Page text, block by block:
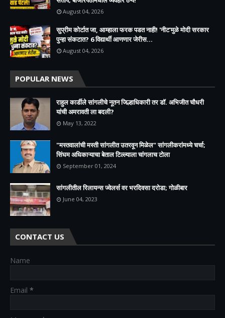
August 04, 2026
सुप्रीम कोर्टात जा, आम्हाला फरक पडत नाही! 'नीट'मुळे मोदी सरकार
पुन्हा संकटात? 6 विद्यार्थी आणणार जेरीस...
August 04, 2026
POPULAR NEWS
राहुल कार्डीले सांगलीचे नूतन जिल्हाधिकारी तर डॉ. अभिजीत चौधरी
यांची अमरावती ला बदली?
May 13, 2022
"मस्तवालांची मस्ती सांगलीत उतरवून मिळेल" सांगलीकरांमध्ये चर्चा;
सिंघम अधिकाऱ्याचा बेताल टिल्ल्याला चांगलाच टोला
September 01, 2024
सांगलीतील रिलायन्स ज्वेलर्स वर भरदिवसा दरोडा; गोळीबार
June 04, 2023
CONTACT US
Name
Email *